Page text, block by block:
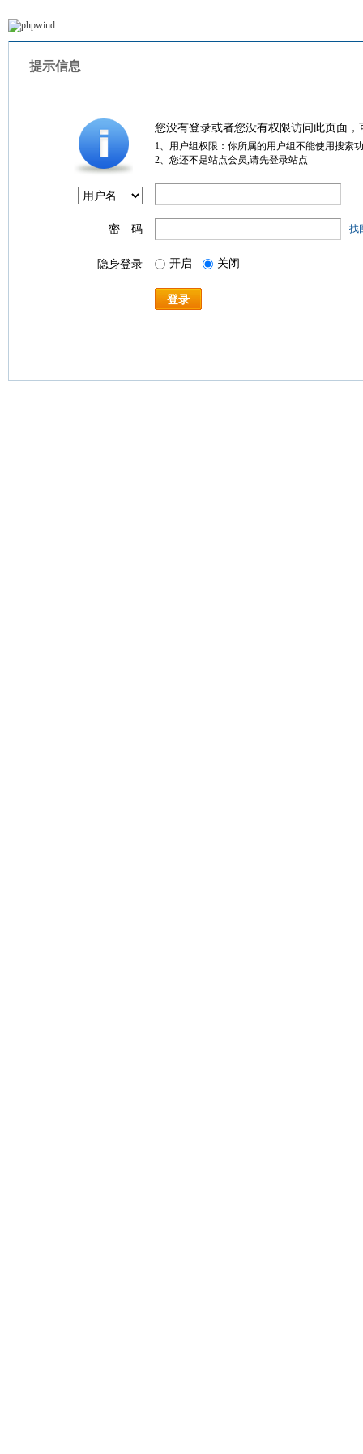
提示信息
您没有登录或者您没有权限访问此页面
1、用户组权限：你所属的用户组不能使用搜索
2、您还不是站点会员,请先登录站点
密 码 找
隐身登录 开启 关闭
登录